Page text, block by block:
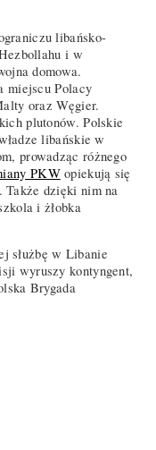
libańsko-
i w
domowa.
miejscu Polacy
oraz Węgier.
plutonów. Polskie
libańskie w
prowadząc różnego
PKWopiekują się
Także dzięki nim na
i żłobka
służbę w Libanie
wyruszy kontyngent,
Brygada